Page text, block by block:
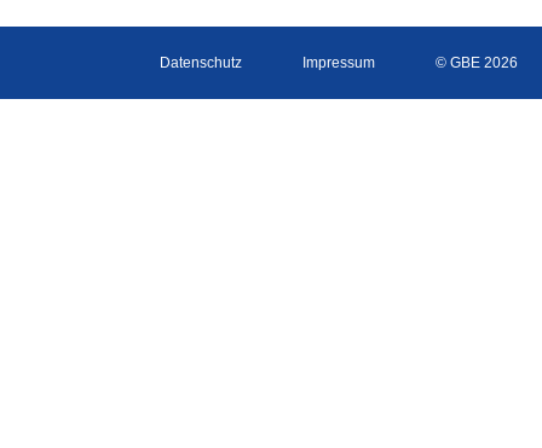
Datenschutz Impressum © GBE 2026